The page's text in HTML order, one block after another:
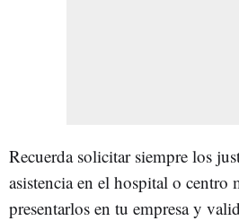
Recuerda solicitar siempre los
asistencia en el hospital o centro
presentarlos en tu empresa y